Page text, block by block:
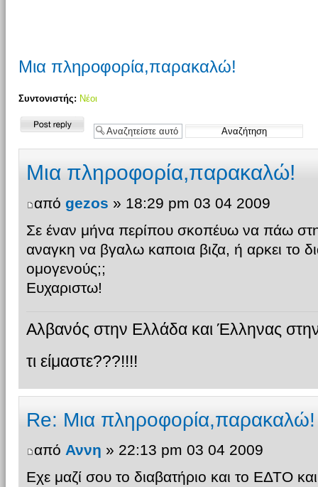
Μια πληροφορία,παρακαλώ!
Συντονιστής: Νέοι
Δημιουργία
Μια πληροφορία,παρακαλώ!
από gezos » 18:29 pm 03 04 2009
Σε έναν μήνα περίπου σκοπέυω να πάω
αναγκη να βγαλω καποια βιζα, ή αρκει το
ομογενούς;;
Ευχαριστω!
Αλβανός στην Ελλάδα και Έλληνας
τι είμαστε???!!!!
Re: Μια πληροφορία,παρακαλώ!
από Αννη » 22:13 pm 03 04 2009
Εχε μαζί σου το διαβατήριο και το ΕΔΤΟ